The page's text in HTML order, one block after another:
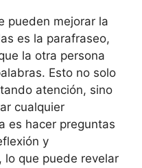
pueden mejorar la
es la parafraseo,
la otra persona
Esto no solo
atención, sino
cualquier
es hacer preguntas
y
lo que puede revelar